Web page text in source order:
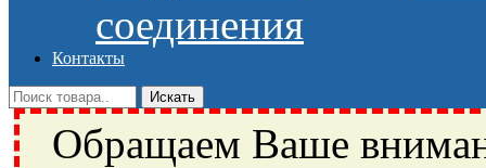
соединения
Контакты
Обращаем Ваше